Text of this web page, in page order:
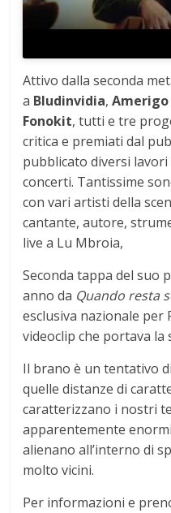
Attivo dalla seconda
a Bludinvidia,
Fonokit, tutti e tre
critica e premiati dal
pubblicato diversi
concerti. Tantissime
con vari artisti della
cantante, autore,
live a Lu Mbroia,
Seconda tappa del suo
anno da Quando resta
esclusiva nazionale per
videoclip che portava la
Il brano è un tentativo
quelle distanze di
caratterizzano i nostri
apparentemente
alienano all’interno di
molto vicini.
Per informazioni e